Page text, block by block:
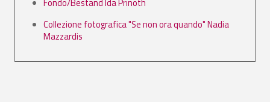
Collezione fotografica "Se non ora quando" Nadia
Mazzardis